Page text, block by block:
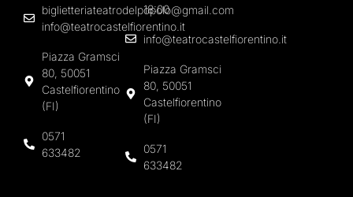
biglietteriateatrodelpopolo@gmail.com
info@teatrocastelfiorentino.it
Piazza Gramsci
80, 50051
Castelfiorentino
(FI)
0571
633482
18:00
info@teatrocastelfiorentino.it
Piazza Gramsci
80, 50051
Castelfiorentino
(FI)
0571
633482